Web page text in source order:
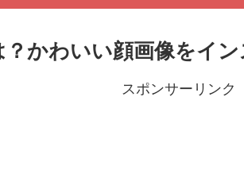
かわいい顔画像をイ
スポンサーリンク